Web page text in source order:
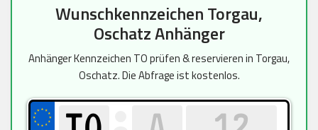
Wunschkennzeichen Torgau,
Oschatz Anhänger
Anhänger Kennzeichen TO prüfen & reservieren in Torgau,
Oschatz. Die Abfrage ist kostenlos.